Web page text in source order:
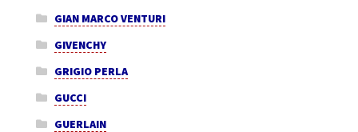
GIAN MARCO VENTURI
GIVENCHY
GRIGIO PERLA
GUCCI
GUERLAIN